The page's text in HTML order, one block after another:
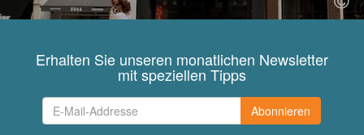
Erhalten Sie unseren monatlichen Newsletter
mit speziellen Tipps
Abonnieren